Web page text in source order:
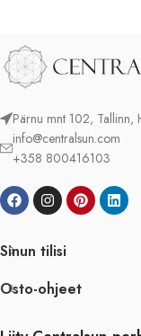
Pärnu mnt 102, Tallinn,
info@centralsun.com
+358 800416103
Sinun tilisi
Osto-ohjeet